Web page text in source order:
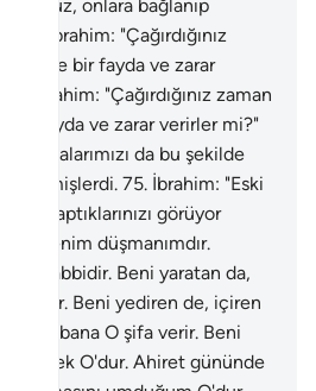
onlara bağlanıp
İbrahim: "Çağırdığınız
size bir fayda ve zarar
İbrahim: "Çağırdığınız zaman
bir fayda ve zarar verirler mi?"
babalarımızı da bu şekilde
demişlerdi. 75. İbrahim: "Eski
taptıklarınızı görüyor
benim düşmanımdır.
Rabbidir. Beni yaratan da,
O'dur. Beni yediren de, içiren
bana O şifa verir. Beni
O'dur. Ahiret gününde